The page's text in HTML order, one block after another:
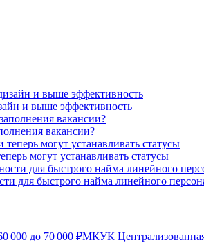
и выше эффективность
вакансии?
могут устанавливать статусы
для быстрого найма линейного
000 до 70 000 ₽МКУК